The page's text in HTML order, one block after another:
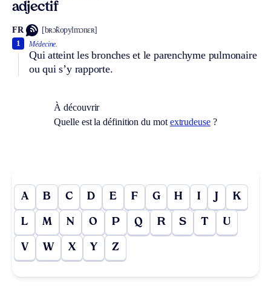
adjectif
FR [bʀɔ̃kopylmɔnɛʀ]
Médecine.
Qui atteint les bronches et le parenchyme pulmonaire
ou qui s’y rapporte.
1
À découvrir
Quelle est la définition du mot extrudeuse?
A B C D E F G H I J K
L M N O P Q R S T U
V W X Y Z